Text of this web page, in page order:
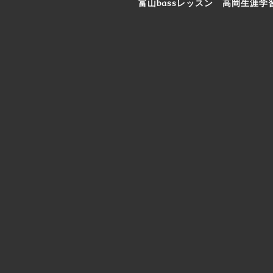
富山bassレッスン 高岡生涯学